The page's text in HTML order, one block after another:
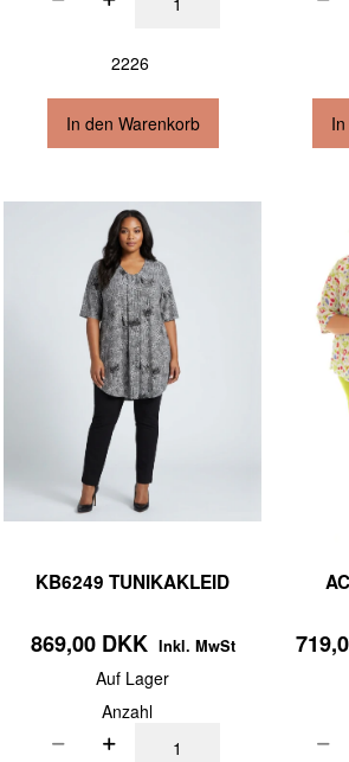
2226
In den Warenkorb
KB6249 TUNIKAKLEID
869,00 DKK Inkl. MwSt
Auf Lager
Anzahl